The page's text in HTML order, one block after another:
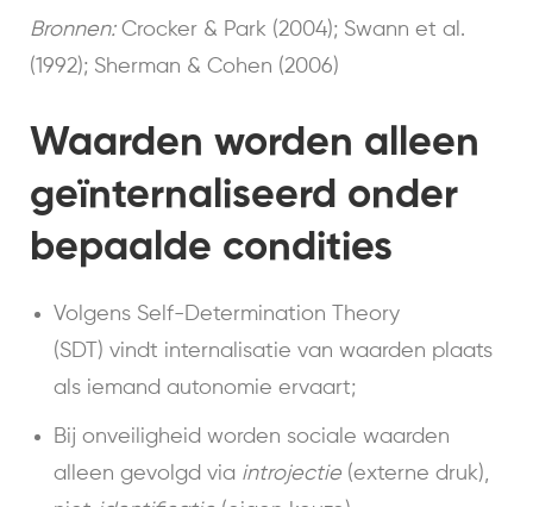
Bronnen:Crocker & Park (2004); Swann et al.
(1992); Sherman & Cohen (2006)
Waarden worden alleen
geïnternaliseerd onder
bepaalde condities
Volgens Self-Determination Theory
(SDT) vindt internalisatie van waarden plaats
als iemand autonomie ervaart;
Bij onveiligheid worden sociale waarden
alleen gevolgd via introjectie (externe druk),